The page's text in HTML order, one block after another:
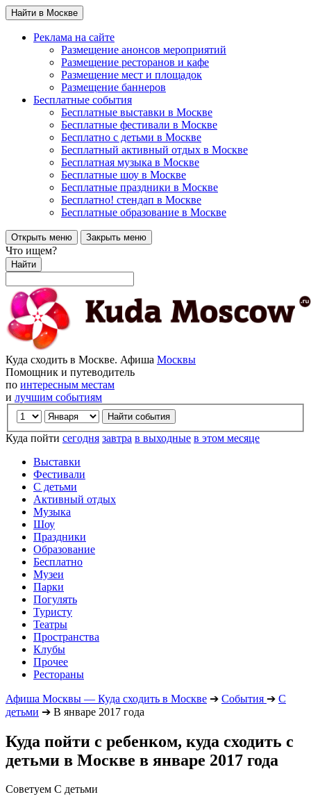
Найти в Москве
Реклама на сайте
Размещение анонсов мероприятий
Размещение ресторанов и кафе
Размещение мест и площадок
Размещение баннеров
Бесплатные события
Бесплатные выставки в Москве
Бесплатные фестивали в Москве
Бесплатно с детьми в Москве
Бесплатный активный отдых в Москве
Бесплатная музыка в Москве
Бесплатные шоу в Москве
Бесплатные праздники в Москве
Бесплатно! стендап в Москве
Бесплатные образование в Москве
Открыть меню Закрыть меню
Что ищем?
Найти
Куда сходить в Москве. Афиша Москвы
Помощник и путеводитель
по интересным местам
и лучшим событиям
Куда пойти сегодня завтра в выходные в этом месяце
Выставки
Фестивали
С детьми
Активный отдых
Музыка
Шоу
Праздники
Образование
Бесплатно
Музеи
Парки
Погулять
Туристу
Театры
Пространства
Клубы
Прочее
Рестораны
Афиша Москвы — Куда сходить в Москве ➔ События ➔ С
детьми ➔ В январе 2017 года
Куда пойти с ребенком, куда сходить с
детьми в Москве в январе 2017 года
Советуем С детьми